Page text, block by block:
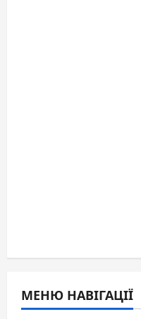
МЕНЮ НАВІГАЦІЇ